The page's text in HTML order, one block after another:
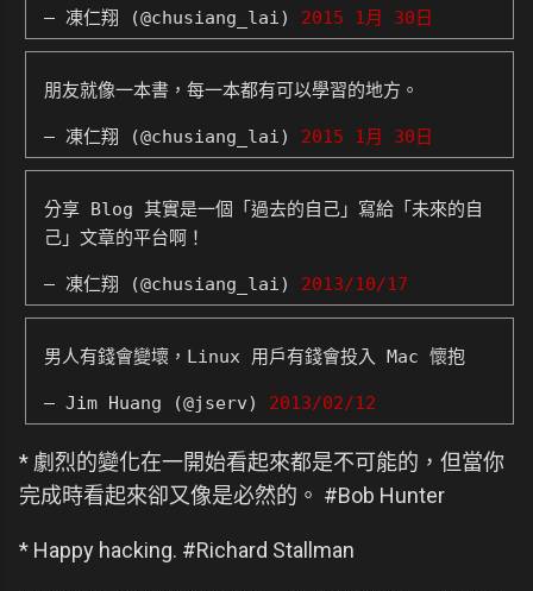
— 凍仁翔 (@chusiang_lai) 2015 1月 30日
朋友就像一本書，每一本都有可以學習的地方。
— 凍仁翔 (@chusiang_lai) 2015 1月 30日
分享 Blog 其實是一個「過去的自己」寫給「未來的自
己」文章的平台啊！
— 凍仁翔 (@chusiang_lai) 2013/10/17
男人有錢會變壞，Linux 用戶有錢會投入 Mac 懷抱
— Jim Huang (@jserv) 2013/02/12
* 劇烈的變化在一開始看起來都是不可能的，但當你
完成時看起來卻又像是必然的。 #Bob Hunter
* Happy hacking. #Richard Stallman